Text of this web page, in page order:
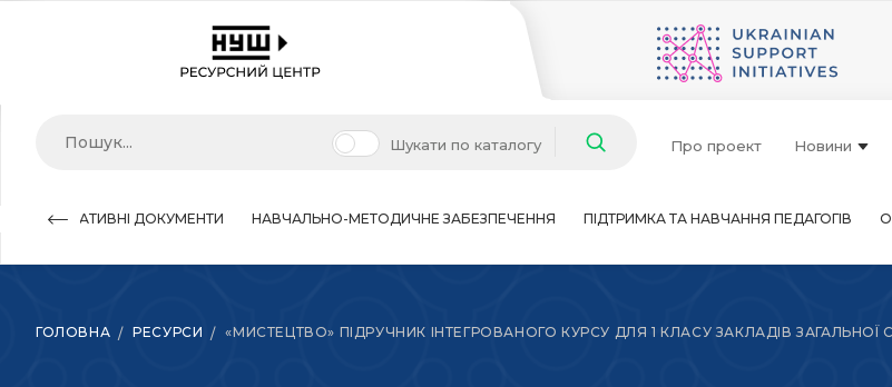
Шукати по каталогу Про проект Новини
НОРМАТИВНІ ДОКУМЕНТИ НАВЧАЛЬНО-МЕТОДИЧНЕ ЗАБЕЗПЕЧЕННЯ ПІДТРИМКА ТА НАВЧАННЯ ПЕДАГОГІВ
ГОЛОВНА РЕСУРСИ «МИСТЕЦТВО» ПІДРУЧНИК ІНТЕГРОВАНОГО КУРСУ ДЛЯ 1 КЛАСУ ЗАКЛАДІВ ЗАГАЛЬНОЇ